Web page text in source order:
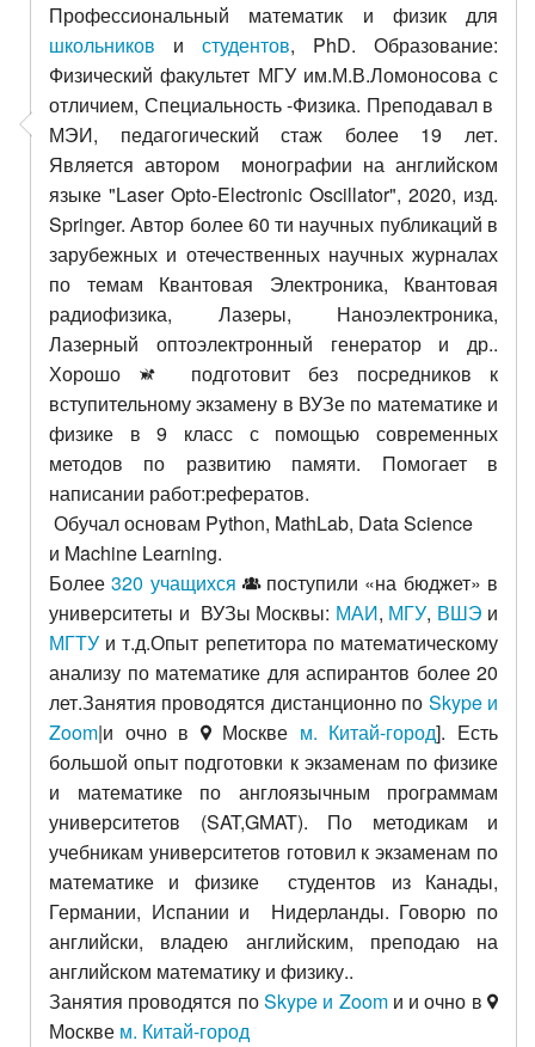
Профессиональный математик и физик для
школьников и студентов, PhD. Образование:
Физический факультет МГУ им.М.В.Ломоносова с
отличием, Специальность -Физика. Преподавал в
МЭИ, педагогический стаж более 19 лет.
Является автором монографии на английском
языке "Laser Opto-Electronic Oscillator", 2020, изд.
Springer. Автор более 60 ти научных публикаций в
зарубежных и отечественных научных журналах
по темам Квантовая Электроника, Квантовая
радиофизика, Лазеры, Наноэлектроника,
Лазерный оптоэлектронный генератор и др..
Хорошо
подготовит без посредников к
вступительному экзамену в ВУЗе по математике и
физике в 9 класс с помощью современных
методов по развитию памяти. Помогает в
написании работ:рефератов.
Обучал основам Python, MathLab, Data Science
и Machine Learning.
Более320 учащихся
поступили «на бюджет» в
университеты и ВУЗы Москвы: МАИ, МГУ, ВШЭ и
МГТУ и т.д.Опыт репетитора по математическому
анализу по математике для аспирантов более 20
лет.Занятия проводятся дистанционно по Skype и
Zoom|и очно в Москве м. Китай-город]. Есть
большой опыт подготовки к экзаменам по физике
и математике по англоязычным программам
университетов (SAT,GMAT). По методикам и
учебникам университетов готовил к экзаменам по
математике и физике студентов из Канады,
Германии, Испании и Нидерланды. Говорю по
английски, владею английским, преподаю на
английском математику и физику..
Занятия проводятся поSkype и Zoomи и очно в
Москве м. Китай-город